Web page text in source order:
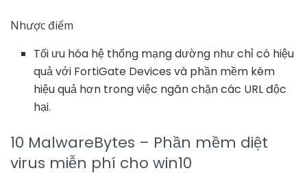
Nhược điểm
Tối ưu hóa hệ thống mạng dường như chỉ có hiệu
quả với FortiGate Devices và phần mềm kém
hiệu quả hơn trong việc ngăn chặn các URL độc
hại.
10 MalwareBytes – Phần mềm diệt
virus miễn phí cho win10